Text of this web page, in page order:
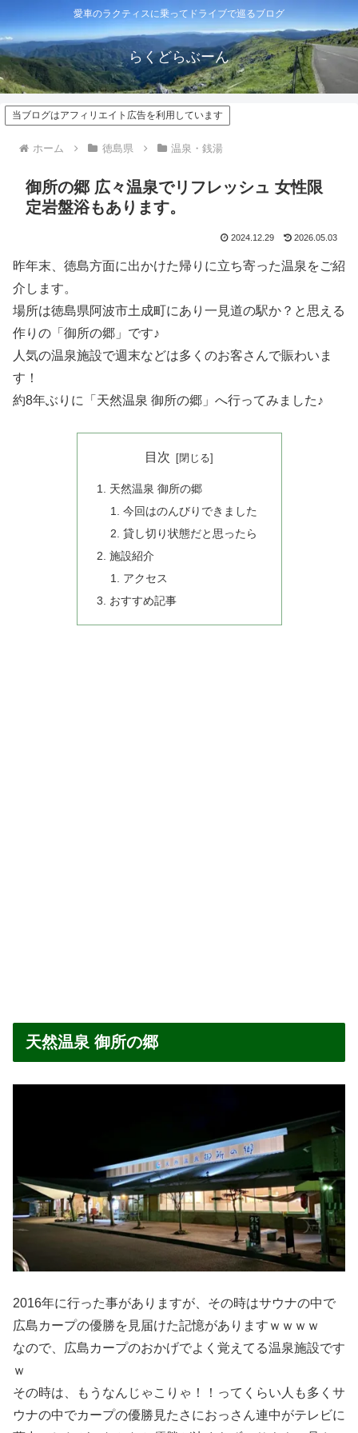
愛車のラクティスに乗ってドライブで巡るブログ
らくどらぶーん
当ブログはアフィリエイト広告を利用しています
ホーム 徳島県 温泉・銭湯
御所の郷 広々温泉でリフレッシュ 女性限
定岩盤浴もあります。
2024.12.29 2026.05.03
昨年末、徳島方面に出かけた帰りに立ち寄った温泉をご紹
介します。
場所は徳島県阿波市土成町にあり一見道の駅か？と思える
作りの「御所の郷」です♪
人気の温泉施設で週末などは多くのお客さんで賑わいま
す！
約8年ぶりに「天然温泉 御所の郷」へ行ってみました♪
目次
天然温泉 御所の郷
今回はのんびりできました
貸し切り状態だと思ったら
施設紹介
アクセス
おすすめ記事
天然温泉 御所の郷
2016年に行った事がありますが、その時はサウナの中で
広島カープの優勝を見届けた記憶がありますｗｗｗｗ
なので、広島カープのおかげでよく覚えてる温泉施設です
ｗ
その時は、もうなんじゃこりゃ！！ってくらい人も多くサ
ウナの中でカープの優勝見たさにおっさん連中がテレビに